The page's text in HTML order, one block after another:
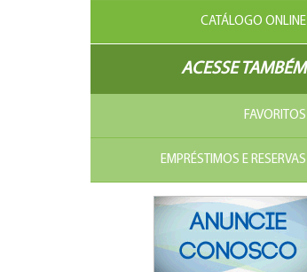
CATÁLOGO ONLINE
ACESSE TAMBÉM
FAVORITOS
EMPRÉSTIMOS E RESERVAS